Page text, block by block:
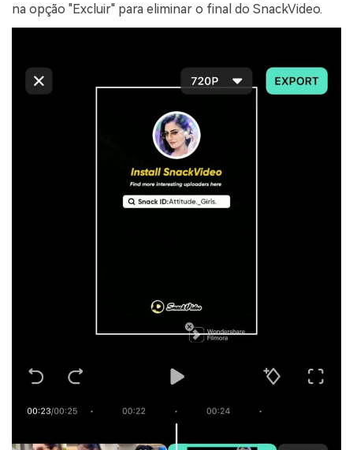
na opção "Excluir" para eliminar o final do SnackVideo.